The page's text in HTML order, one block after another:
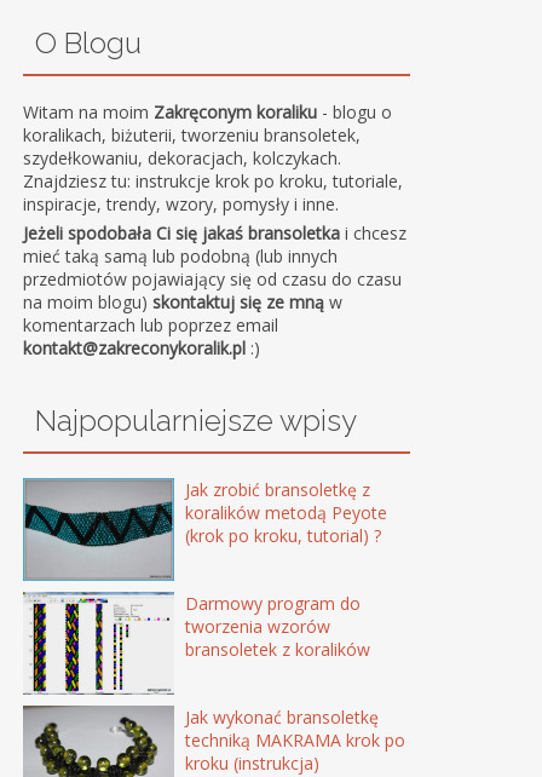
O Blogu
Witam na moim Zakręconym koraliku - blogu o
koralikach, biżuterii, tworzeniu bransoletek,
szydełkowaniu, dekoracjach, kolczykach.
Znajdziesz tu: instrukcje krok po kroku, tutoriale,
inspiracje, trendy, wzory, pomysły i inne.
Jeżeli spodobała Ci się jakaś bransoletka i chcesz
mieć taką samą lub podobną (lub innych
przedmiotów pojawiający się od czasu do czasu
na moim blogu)skontaktuj się ze mną w
komentarzach lub poprzez email
kontakt@zakreconykoralik.pl :)
Najpopularniejsze wpisy
Jak zrobić bransoletkę z
koralików metodą Peyote
(krok po kroku, tutorial) ?
Darmowy program do
tworzenia wzorów
bransoletek z koralików
Jak wykonać bransoletkę
techniką MAKRAMA krok po
kroku (instrukcja)